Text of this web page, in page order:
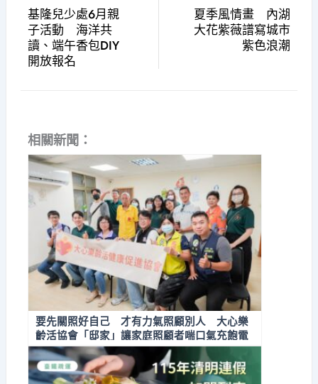
基隆兒少處6月親
子活動 海洋共
讀、端午香包DIY
開放報名
夏季風情畫 內湖
大花紫薇譜寫城市
紫色浪潮
相關新聞：
要先關照好自己 才有力氣照顧別人 大心樂
齡活協會「邸家」讓家庭照顧者喘口氣充飽電